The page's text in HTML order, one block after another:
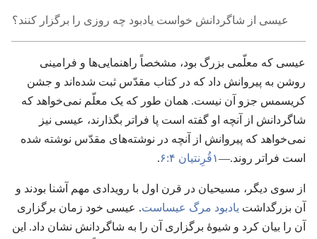
عیسی از شاگردانش خواست یادبود چه روزی را برگزار کنند؟‏
عیسی که معلّمی بزرگ بود،‏ مشخصاً راهنمایی‌ها و فرامینی
روشن به پیروانش داد که در کتاب مقدّس ثبت شده‌اند و جشن
کریسمس جزو آن نیست.‏ همان طور که یک معلّم نمی‌خواهد که
شاگردانش از آنچه او گفته است پا فراتر بگذارند،‏ عیسی نیز
نمی‌خواهد که پیروانش از آنچه در نوشته‌های مقدّس نوشته شده
است فراتر روند.‏—‏۱قُرِنتیان ۴:‏۶ ‏.‏
از سوی دیگر،‏ مسیحیان در قرن اول با رویدادی مهم آشنا بودند و
آن بزرگداشت یادبود مرگ عیساست‏.‏ عیسی خود زمان برگزاری
آن را بیان کرد و شیوهٔ برگزاری آن را به شاگردانش نشان داد.‏ این